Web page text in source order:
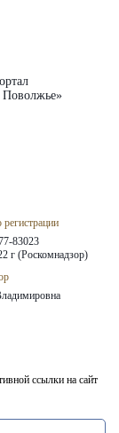
Поволжье»
регистрации
83023
г (Роскомнадзор)
ссылки на сайт
прессе) возможна